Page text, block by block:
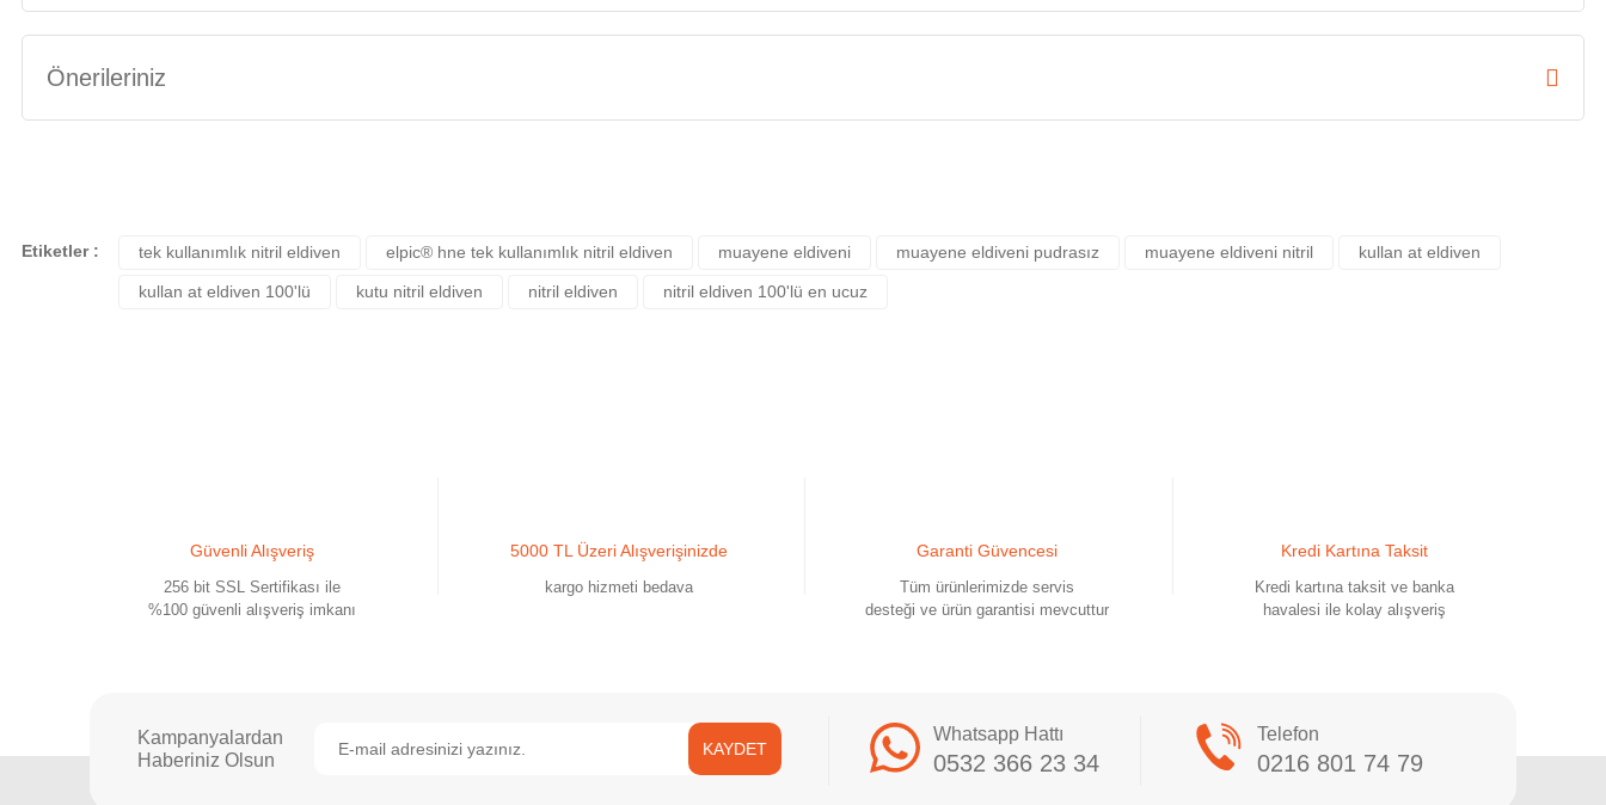
Yorum Yaz
Önerileriniz
Etiketler : tek kullanımlık nitril eldiven elpic® hne tek kullanımlık nitril eldiven muayene eldiveni muayene eldiveni pudrasız muayene eldiveni nitril kullan at eldiven
kullan at eldiven 100'lü kutu nitril eldiven nitril eldiven nitril eldiven 100'lü en ucuz
Güvenli Alışveriş
256 bit SSL Sertifikası ile
%100 güvenli alışveriş imkanı
5000 TL Üzeri Alışverişinizde
kargo hizmeti bedava
Garanti Güvencesi
Tüm ürünlerimizde servis
desteği ve ürün garantisi mevcuttur
Kredi Kartına Taksit
Kredi kartına taksit ve banka
havalesi ile kolay alışveriş
Kampanyalardan
Haberiniz Olsun
KAYDET
Whatsapp Hattı
0532 366 23 34
Telefon
0216 801 74 79